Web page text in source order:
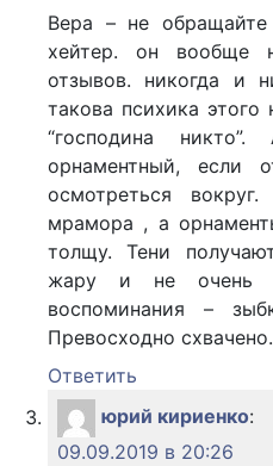
Вера – не
хейтер. он вообще
отзывов. никогда и
такова психика
“господина
орнаментный, если
осмотреться
мрамора , а
толщу. Тени
жару и не очень
воспоминания –
Превосходно
Ответить
юрий кириенко:
09.09.2019 в 20:26